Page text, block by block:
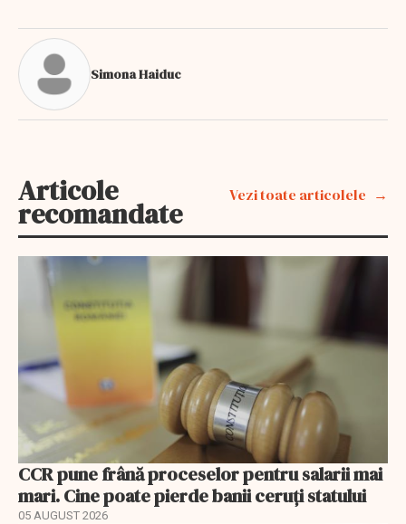
Simona Haiduc
Articole
recomandate
Vezi toate articolele
CCR pune frână proceselor pentru salarii mai
mari. Cine poate pierde banii ceruți statului
05 AUGUST 2026